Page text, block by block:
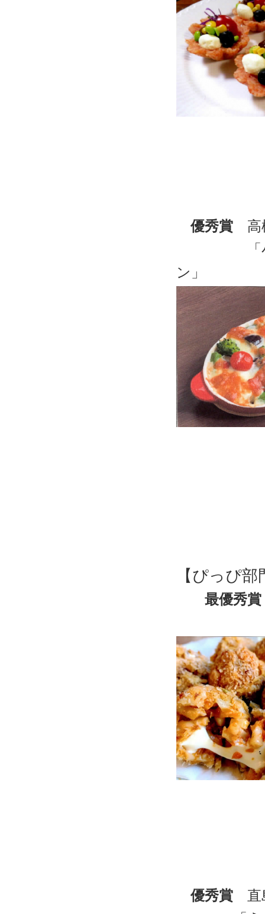
優秀賞
「小麦粉
ン」
【ぴっぴ
最優秀賞
優秀賞 直